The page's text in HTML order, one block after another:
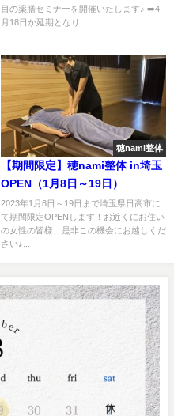
目の薬膳セミナーを開催いたします♪ ➡️4
月18日か延期となり...
穂nami整体
【期間限定】穂nami整体 in埼玉
OPEN（1月8日～19日）
2023年1月8日～19日まで埼玉県日高市に
て期間限定OPENします！お近くにお住い
の女性の皆様、是非この機会にお越しくだ
さい♪...